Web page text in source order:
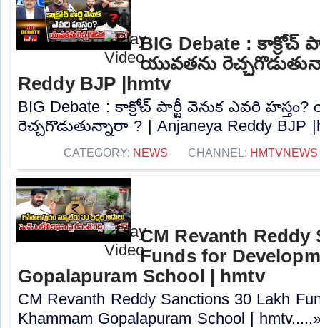
BIG Debate : కాక్రోచ్
యువతను
Reddy BJP |hmtv
BIG Debate : కాక్రోచ్ పార్టీ వెనుక ఎవరి
రెచ్చగొడుతున్నారా ? | Anjaneya Reddy BJP
CATEGORY: NEWS CHANNEL: HMTVNEWS
CM Revanth Reddy
Funds for
Gopalapuram School | hmtv
CM Revanth Reddy Sanctions 30 Lakh
Khammam Gopalapuram School |